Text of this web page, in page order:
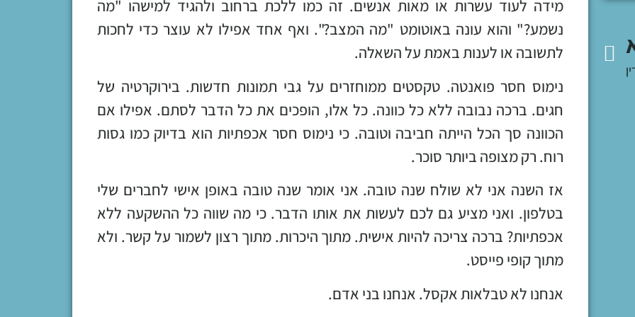
מידה לעוד עשרות או מאות אנשים. זה כמו ללכת ברחוב ולהגיד למישהו "מה
נשמע?" והוא עונה באוטומט "מה המצב?". ואף אחד אפילו לא עוצר כדי לחכות
לתשובה או לענות באמת על השאלה.
נימוס חסר פואנטה. טקסטים ממוחזרים על גבי תמונות חדשות. בירוקרטיה של
חגים. ברכה נבובה ללא כל כוונה. כל אלו, הופכים את כל הדבר לסתם. אפילו אם
הכוונה סך הכל הייתה חביבה וטובה. כי נימוס חסר אכפתיות הוא בדיוק כמו גסות
רוח. רק מצופה ביותר סוכר.
אז השנה אני לא שולח שנה טובה. אני אומר שנה טובה באופן אישי לחברים שלי
בטלפון. ואני מציע גם לכם לעשות את אותו הדבר. כי מה שווה כל ההשקעה ללא
אכפתיות? ברכה צריכה להיות אישית. מתוך היכרות. מתוך רצון לשמור על קשר. ולא
מתוך קופי פייסט.
אנחנו לא טבלאות אקסל. אנחנו בני אדם.